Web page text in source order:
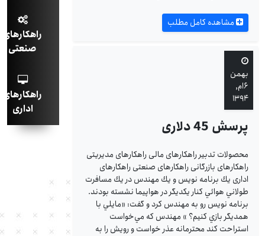
مشاهده کامل مطلب
بهمن
۶ام,
۱۳۹۴
پرسش 45 دلاری
محصولات تدبیر راهکارهای مالی راهکارهای مدیریتی
راهکارهای بازرگانی راهکارهای صنعتی راهکارهای
اداری يك برنامه‌ نويس و يك مهندس در يك مسافرت
طولاني هوائي كنار يكديگر در هواپيما نشسته بودند.
برنامه‌ نويس رو به مهندس كرد و گفت: «مايلي با
همديگر بازي كنيم؟ » مهندس كه مي‌خواست
استراحت كند محترمانه عذر خواست و رويش را به
راهکارهای
صنعتی
راهکارهای
اداری